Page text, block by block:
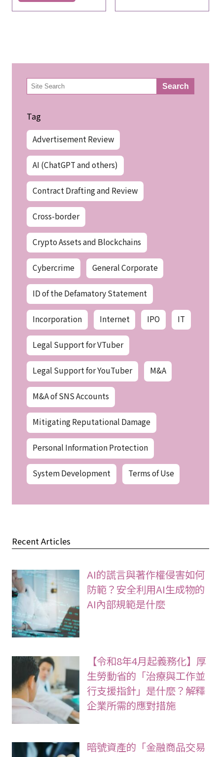
検
索 Search
Tag
Advertisement Review
AI (ChatGPT and others)
Contract Drafting and Review
Cross-border
Crypto Assets and Blockchains
Cybercrime General Corporate
ID of the Defamatory Statement
Incorporation Internet IPO IT
Legal Support for VTuber
Legal Support for YouTuber M&A
M&A of SNS Accounts
Mitigating Reputational Damage
Personal Information Protection
System Development Terms of Use
Recent Articles
AI的謊言與著作權侵害如何
防範？安全利用AI生成物的
AI內部規範是什麼
【令和8年4月起義務化】厚
生勞動省的「治療與工作並
行支援指針」是什麼？解釋
企業所需的應對措施
暗號資產的「金融商品交易